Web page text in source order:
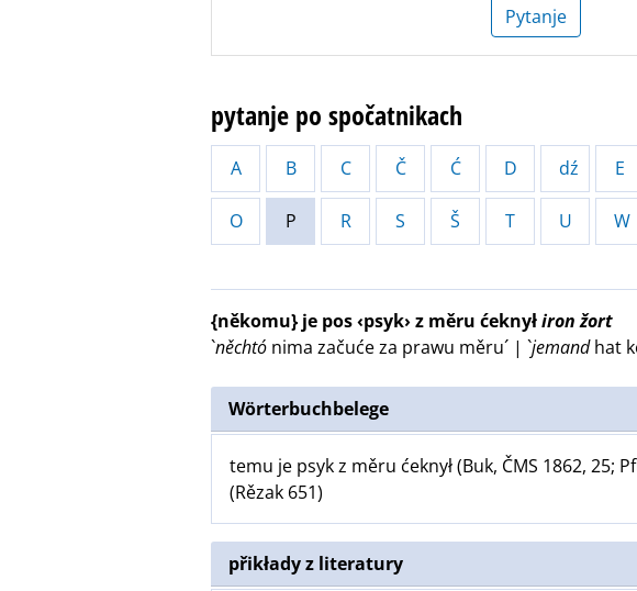
Pytanje
pytanje po spočatnikach
A B C Č Ć D dź E
O P R S Š T U W
{někomu} je pos ‹psyk› z měru ćeknyłiron žort
`něchtó nima začuće za prawu měru´ | `jemandhat
Wörterbuchbelege
temu je psyk z měru ćeknył (Buk, ČMS 1862, 25;
(Rězak 651)
přikłady z literatury